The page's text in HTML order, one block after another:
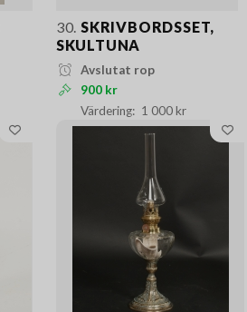
30. SKRIVBORDSSET,
SKULTUNA
Avslutat rop
900 kr
1 000 kr